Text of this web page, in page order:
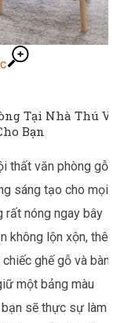
Tại Nhà Thú Vị
Bạn
thất văn phòng gỗ
sáng tạo cho mọi
rất nóng ngay bây
không lộn xộn, thêm
ghế gỗ và bàn
một bảng màu
sẽ thực sự làm